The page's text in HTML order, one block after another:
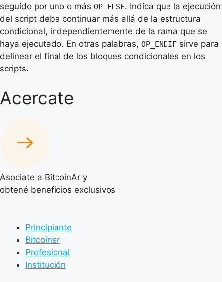
seguido por uno o más OP_ELSE. Indica que la ejecución
del script debe continuar más allá de la estructura
condicional, independientemente de la rama que se
haya ejecutado. En otras palabras, OP_ENDIF sirve para
delinear el final de los bloques condicionales en los
scripts.
Acercate
Asociate a BitcoinAr y
obtené beneficios exclusivos
Principiante
Bitcoiner
Profesional
Institución